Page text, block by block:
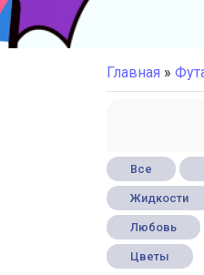
Главная »
Все
Жидкости
Любовь
Цветы